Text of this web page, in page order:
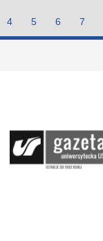
4 5 6 7